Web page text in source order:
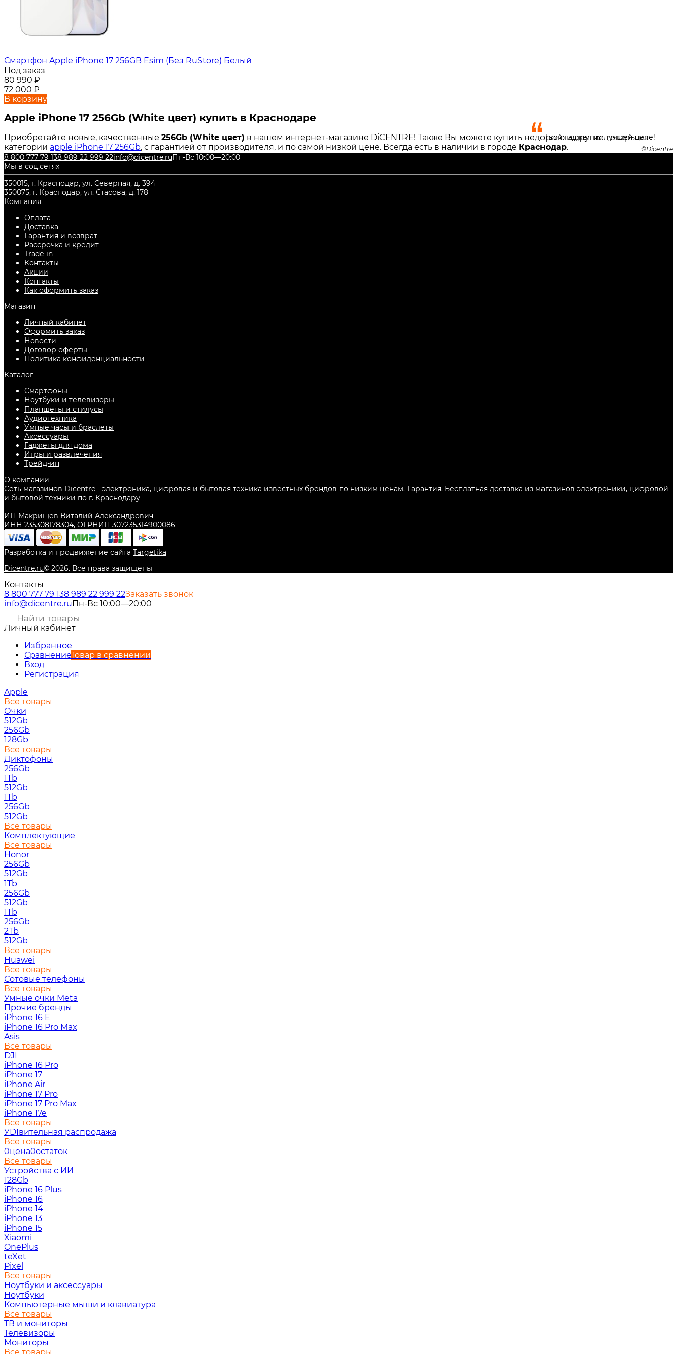
Смартфон Apple iPhone 17 256GB Esim (Без RuStore) Белый
Под заказ
80 990 ₽
72 000 ₽
В корзину
Apple iPhone 17 256Gb (White цвет) купить в Краснодаре
Приобретайте новые, качественные 256Gb (White цвет) в нашем интернет-магазине DiCENTRE! Также Вы можете купить недорого и другие товары из
категории apple iPhone 17 256Gb, с гарантией от производителя, и по самой низкой цене. Всегда есть в наличии в городе Краснодар.
Твой гаджет по лучшей цене!
Dicentre
8 800 777 79 138 989 22 999 22info@dicentre.ruПн-Вс 10:00—20:00
Мы в соц.сетях
350015, г. Краснодар, ул. Северная, д. 394
350075, г. Краснодар, ул. Стасова, д. 178
Компания
Оплата
Доставка
Гарантия и возврат
Рассрочка и кредит
Trade-in
Контакты
Акции
Контакты
Как оформить заказ
Магазин
Личный кабинет
Оформить заказ
Новости
Договор оферты
Политика конфиденциальности
Каталог
Смартфоны
Ноутбуки и телевизоры
Планшеты и стилусы
Аудиотехника
Умные часы и браслеты
Аксессуары
Гаджеты для дома
Игры и развлечения
Трейд-ин
О компании
Сеть магазинов Dicentre - электроника, цифровая и бытовая техника известных брендов по низким ценам. Гарантия. Бесплатная доставка из магазинов электроники, цифровой
и бытовой техники по г. Краснодару
ИП Макрищев Виталий Александрович
ИНН 235308178304, ОГРНИП 307235314900086
Разработка и продвижение сайта Targetika
Dicentre.ru© 2026. Все права защищены
Контакты
8 800 777 79 138 989 22 999 22Заказать звонок
info@dicentre.ru Пн-Вс 10:00—20:00
Личный кабинет
Избранное
СравнениеТовар в сравнении
Вход
Регистрация
Apple
Все товары
Очки
512Gb
256Gb
128Gb
Все товары
Диктофоны
256Gb
1Tb
512Gb
1Tb
256Gb
512Gb
Все товары
Комплектующие
Все товары
Honor
256Gb
512Gb
1Tb
256Gb
512Gb
1Tb
256Gb
2Tb
512Gb
Все товары
Huawei
Все товары
Сотовые телефоны
Все товары
Умные очки Meta
Прочие бренды
iPhone 16 E
iPhone 16 Pro Max
Asis
Все товары
DJI
iPhone 16 Pro
iPhone 17
iPhone Air
iPhone 17 Pro
iPhone 17 Pro Max
iPhone 17e
Все товары
УDIвительная распродажа
Все товары
0цена0остаток
Все товары
Устройства с ИИ
128Gb
iPhone 16 Plus
iPhone 16
iPhone 14
iPhone 13
iPhone 15
Xiaomi
OnePlus
teXet
Pixel
Все товары
Ноутбуки и аксессуары
Ноутбуки
Компьютерные мыши и клавиатура
Все товары
ТВ и мониторы
Телевизоры
Мониторы